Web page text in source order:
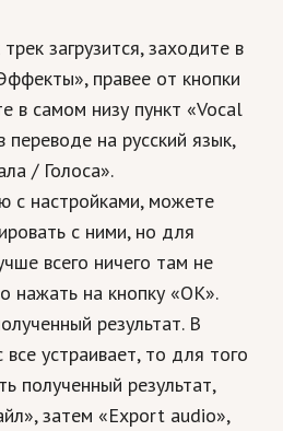
загрузится, заходите в
правее от кнопки
в самом низу пункт «Vocal
переводе на русский язык,
/ Голоса».
с настройками, можете
с ними, но для
всего ничего там не
нажать на кнопку «ОК».
результат. В
все устраивает, то для того
полученный результат,
затем «Export audio»,